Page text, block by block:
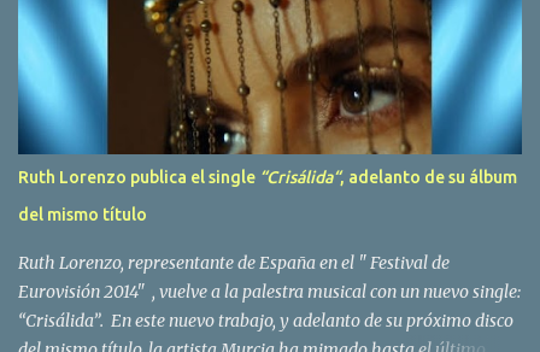
nacida en 1957, entró a formar parte de la formación musical
antes mencionada en el año 1979 sustituyendo a Amaya Saizar. Es
el año 1980 cuando son elegidos para representar a España en
Dublín donde, con su tema Quedate esta noche, obtienen el puesto
12 de 19 países. Tras esta participación graban en Estados Unidos
el disco Entrañablemente , abriendole las puertas del éxito en
America Latina, en especial en Mexico, en donde pasan largas
temporadas. En Trigo Limpio permanecerá hasta el año 1988,
Ruth Lorenzo publica el single “Crisálida“, adelanto de su álbum
del mismo título
Ruth Lorenzo, representante de España en el " Festival de
Eurovisión 2014" , vuelve a la palestra musical con un nuevo single:
“Crisálida”. En este nuevo trabajo, y adelanto de su próximo disco